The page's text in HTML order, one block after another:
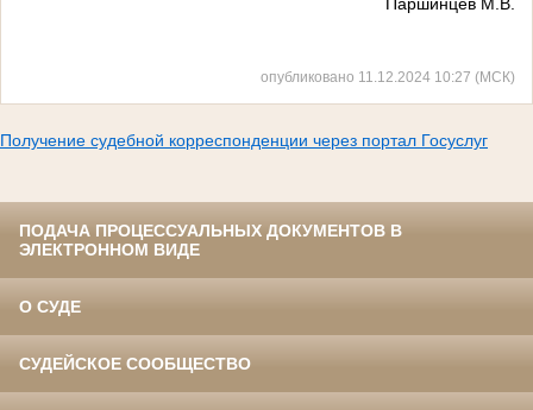
опубликовано 11.12.2024 10:27 (МСК)
Получение судебной корреспонденции через портал Госуслуг
ПОДАЧА ПРОЦЕССУАЛЬНЫХ ДОКУМЕНТОВ В
ЭЛЕКТРОННОМ ВИДЕ
О СУДЕ
СУДЕЙСКОЕ СООБЩЕСТВО